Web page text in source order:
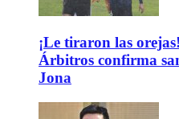
¡Le tiraron las
Árbitros confirma
Jona